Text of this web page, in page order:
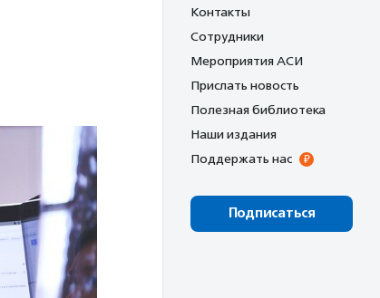
Контакты
Сотрудники
Мероприятия АСИ
Прислать новость
Полезная библиотека
Наши издания
Поддержать нас
Подписаться